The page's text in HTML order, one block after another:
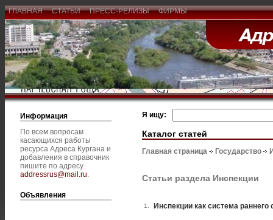
ГЛАВНАЯ СТАТЬИ ПРЕСС-РЕЛИЗЫ ФИРМЫ
Информация
По всем вопросам
касающихся работы
ресурса Адреса Кургана и
добавления в справочник
пишите по адресу
addressrus@mail.ru.
Объявления
Я ищу:
Каталог статей
Главная страница Государство
Статьи раздела Инспекции
1. Инспекции как система